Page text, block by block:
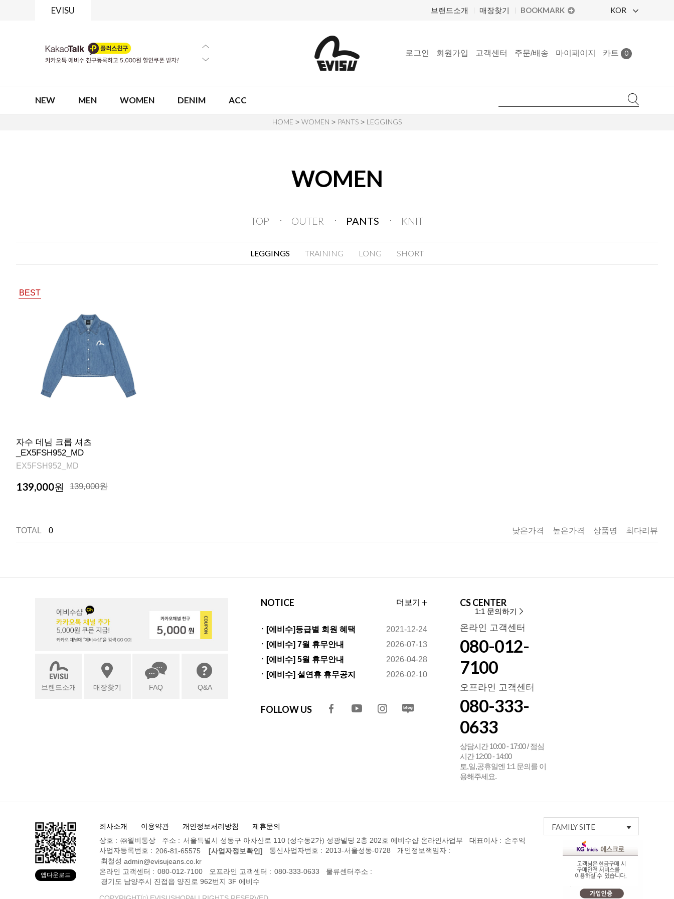
EVISU 브랜드소개 매장찾기 BOOKMARK KOR
로그인 회원가입 고객센터 주문/배송 마이페이지 카트 0
NEW MEN WOMEN DENIM ACC
HOME > WOMEN > PANTS > LEGGINGS
WOMEN
TOP OUTER PANTS KNIT
LEGGINGS TRAINING LONG SHORT
BEST
자수 데님 크롭 셔츠
_EX5FSH952_MD
EX5FSH952_MD
139,000원 139,000원
TOTAL 0 낮은가격 높은가격 상품명 최다리뷰
브랜드소개 매장찾기 FAQ Q&A
NOTICE 더보기
ㆍ[에비수]등급별 회원 혜택
변경안내
2021-12-24
ㆍ[에비수] 7월 휴무안내
2026-07-13
ㆍ[에비수] 5월 휴무안내
2026-04-28
ㆍ[에비수] 설연휴 휴무공지
2026-02-10
FOLLOW US
CS CENTER
1:1 문의하기
온라인 고객센터
080-012-
7100
오프라인 고객센터
080-333-
0633
상담시간 10:00 - 17:00 / 점심
시간 12:00 - 14:00
토,일,공휴일엔 1:1 문의를 이
용해주세요.
앱다운로드
회사소개 이용약관 개인정보처리방침 제휴문의 FAMILY SITE
상호 : ㈜월비통상 주소 : 서울특별시 성동구 아차산로 110 (성수동2가) 성광빌딩 2층 202호 에비수샵 온라인사업부 대표이사 : 손주익
사업자등록번호 : 206-81-65575 [사업자정보확인] 통신사업자번호 : 2013-서울성동-0728
개인정보책임자 :
최철성 admin@evisujeans.co.kr
온라인 고객센터 : 080-012-7100 오프라인 고객센터 : 080-333-0633
물류센터주소 :
경기도 남양주시 진접읍 양진로 962번지 3F 에비수